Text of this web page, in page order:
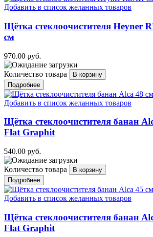
Добавить в список желанных товаров
Щётка стеклоочистителя Heyner
см
970.00 руб.
Количество товара
Подробнее
Добавить в список желанных товаров
Щётка стеклоочистителя банан
Flat Graphit
540.00 руб.
Количество товара
Подробнее
Добавить в список желанных товаров
Щётка стеклоочистителя банан
Flat Graphit